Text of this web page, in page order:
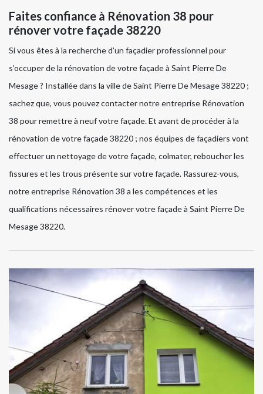
Faites confiance à Rénovation 38 pour
rénover votre façade 38220
Si vous êtes à la recherche d’un façadier professionnel pour
s’occuper de la rénovation de votre façade à Saint Pierre De
Mesage ? Installée dans la ville de Saint Pierre De Mesage 38220 ;
sachez que, vous pouvez contacter notre entreprise Rénovation
38 pour remettre à neuf votre façade. Et avant de procéder à la
rénovation de votre façade 38220 ; nos équipes de façadiers vont
effectuer un nettoyage de votre façade, colmater, reboucher les
fissures et les trous présente sur votre façade. Rassurez-vous,
notre entreprise Rénovation 38 a les compétences et les
qualifications nécessaires rénover votre façade à Saint Pierre De
Mesage 38220.